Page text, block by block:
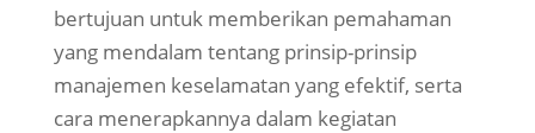
bertujuan untuk memberikan pemahaman
yang mendalam tentang prinsip-prinsip
manajemen keselamatan yang efektif, serta
cara menerapkannya dalam kegiatan